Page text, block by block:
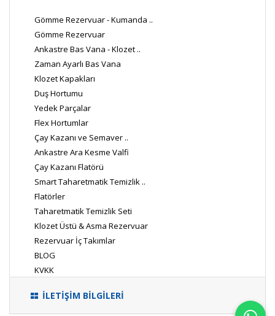
Gömme Rezervuar - Kumanda ..
Gömme Rezervuar
Ankastre Bas Vana - Klozet ..
Zaman Ayarlı Bas Vana
Klozet Kapakları
Duş Hortumu
Yedek Parçalar
Flex Hortumlar
Çay Kazanı ve Semaver ..
Ankastre Ara Kesme Valfi
Çay Kazanı Flatörü
Smart Taharetmatik Temizlik ..
Flatörler
Taharetmatik Temizlik Seti
Klozet Üstü & Asma Rezervuar
Rezervuar İç Takımlar
BLOG
KVKK
İLETİŞİM BİLGİLERİ